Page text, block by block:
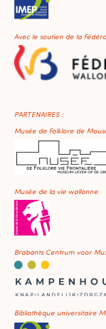
Avec le soutien de la
PARTENAIRES :
Musée de Folklore de
Musée de la vie wallonne
Brabants Centrum voor
Bibliothèque universitaire